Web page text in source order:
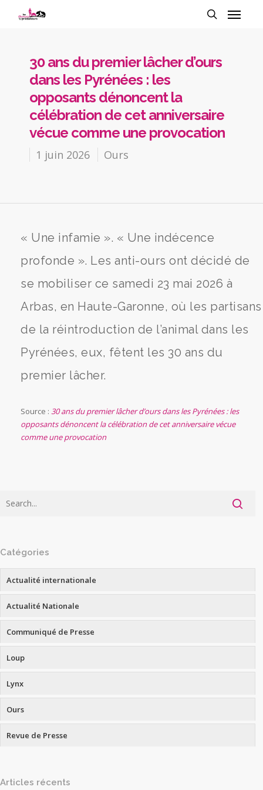
30 ans du premier lâcher d’ours
dans les Pyrénées : les
opposants dénoncent la
célébration de cet anniversaire
vécue comme une provocation
1 juin 2026 Ours
« Une infamie ». « Une indécence
profonde ». Les anti-ours ont décidé de
se mobiliser ce samedi 23 mai 2026 à
Arbas, en Haute-Garonne, où les partisans
de la réintroduction de l’animal dans les
Pyrénées, eux, fêtent les 30 ans du
premier lâcher.
Source :30 ans du premier lâcher d’ours dans les Pyrénées : les
opposants dénoncent la célébration de cet anniversaire vécue
comme une provocation
Catégories
Actualité internationale
Actualité Nationale
Communiqué de Presse
Loup
Lynx
Ours
Revue de Presse
Articles récents